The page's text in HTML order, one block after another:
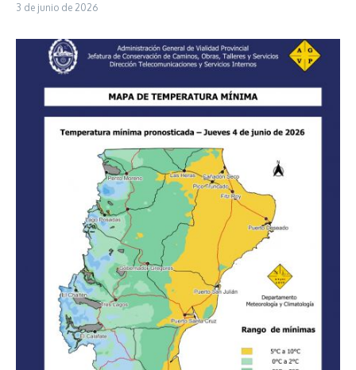
3 de junio de 2026